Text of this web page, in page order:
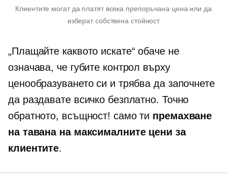
Клиентите могат да платят всяка препоръчана цена или да
изберат собствена стойност
„Плащайте каквото искате“ обаче не
означава, че губите контрол върху
ценообразуването си и трябва да започнете
да раздавате всичко безплатно. Точно
обратното, всъщност! само ти премахване
на тавана на максималните цени за
клиентите.